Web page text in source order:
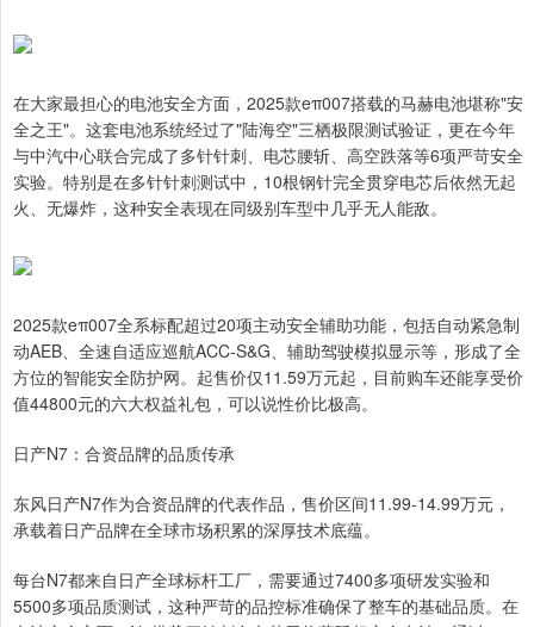
在大家最担心的电池安全方面，2025款eπ007搭载的马赫电池堪称"安
全之王"。这套电池系统经过了"陆海空"三栖极限测试验证，更在今年
与中汽中心联合完成了多针针刺、电芯腰斩、高空跌落等6项严苛安全
实验。特别是在多针针刺测试中，10根钢针完全贯穿电芯后依然无起
火、无爆炸，这种安全表现在同级别车型中几乎无人能敌。
2025款eπ007全系标配超过20项主动安全辅助功能，包括自动紧急制
动AEB、全速自适应巡航ACC-S&G、辅助驾驶模拟显示等，形成了全
方位的智能安全防护网。起售价仅11.59万元起，目前购车还能享受价
值44800元的六大权益礼包，可以说性价比极高。
日产N7：合资品牌的品质传承
东风日产N7作为合资品牌的代表作品，售价区间11.99-14.99万元，
承载着日产品牌在全球市场积累的深厚技术底蕴。
每台N7都来自日产全球标杆工厂，需要通过7400多项研发实验和
5500多项品质测试，这种严苛的品控标准确保了整车的基础品质。在